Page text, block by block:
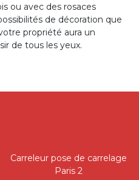
ou avec des rosaces
de décoration que
propriété aura un
de tous les yeux.
Carreleur pose de carrelage
Paris 2